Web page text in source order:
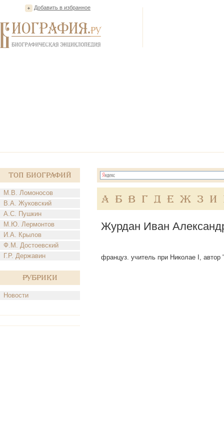
Добавить в избранное
Топ Биографий
М.В. Ломоносов
В.А. Жуковский
А.С. Пушкин
М.Ю. Лермонтов
И.А. Крылов
Ф.М. Достоевский
Г.Р. Державин
Рубрики
Новости
А Б В Г Д Е Ж З И
Журдан Иван
француз. учитель при Николае I, автор